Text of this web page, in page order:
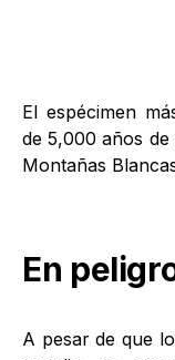
El espécimen
de 5,000 años
Montañas
En
A pesar de que